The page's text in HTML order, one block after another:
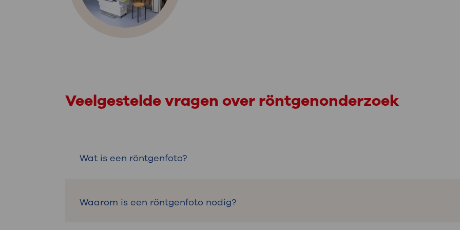
Veelgestelde vragen over röntgenonderzoek
Wat is een röntgenfoto?
Waarom is een röntgenfoto nodig?